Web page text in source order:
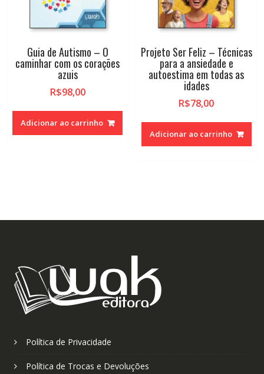
Guia de Autismo – O
caminhar com os corações
azuis
R$98,00
Adicionar ao carrinho
Projeto Ser Feliz – Técnicas
para a ansiedade e
autoestima em todas as
idades
R$78,00
Adicionar ao carrinho
Política de Privacidade
Política de Trocas e Devoluções